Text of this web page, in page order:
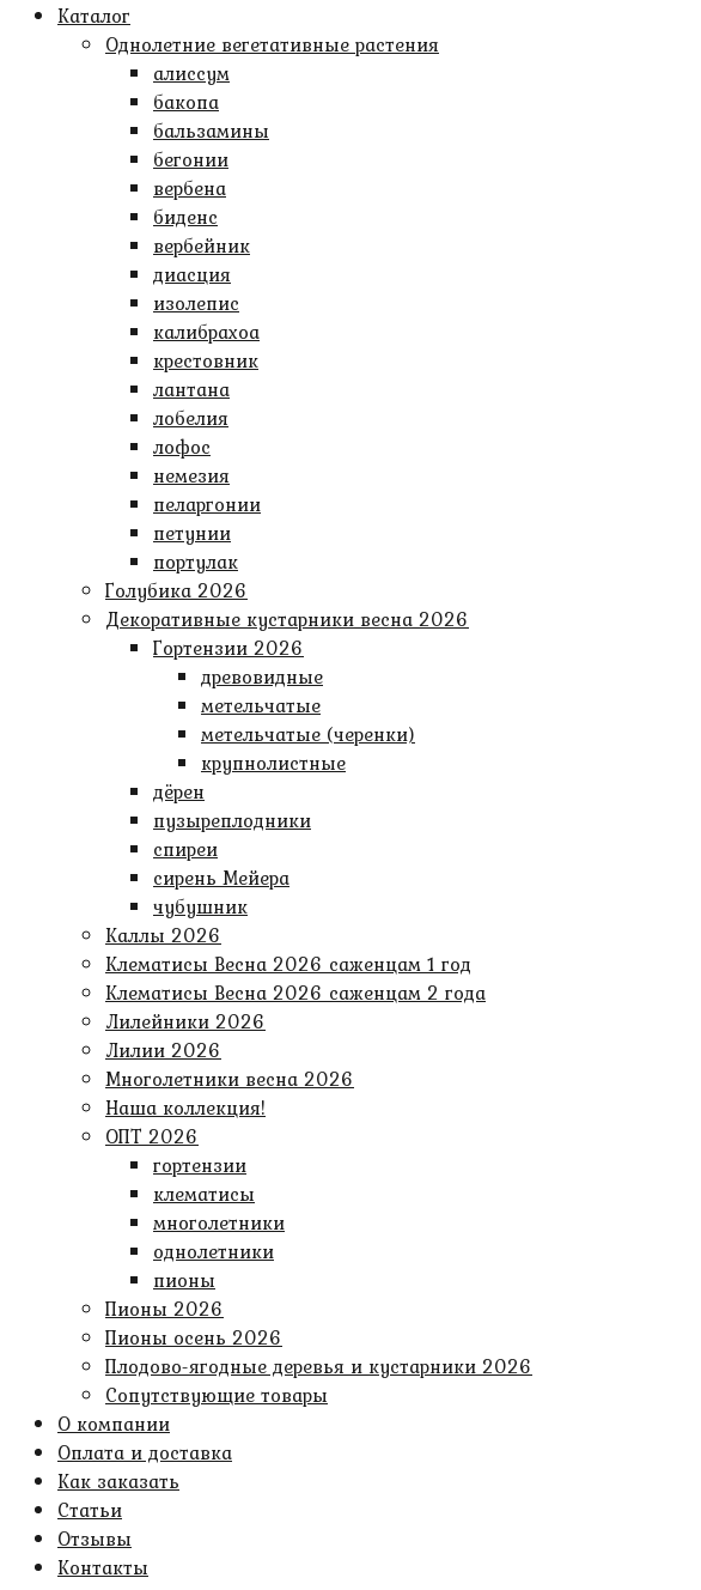
Каталог
Однолетние вегетативные растения
алиссум
бакопа
бальзамины
бегонии
вербена
биденс
вербейник
диасция
изолепис
калибрахоа
крестовник
лантана
лобелия
лофос
немезия
пеларгонии
петунии
портулак
Голубика 2026
Декоративные кустарники весна 2026
Гортензии 2026
древовидные
метельчатые
метельчатые (черенки)
крупнолистные
дёрен
пузыреплодники
спиреи
сирень Мейера
чубушник
Каллы 2026
Клематисы Весна 2026 саженцам 1 год
Клематисы Весна 2026 саженцам 2 года
Лилейники 2026
Лилии 2026
Многолетники весна 2026
Наша коллекция!
ОПТ 2026
гортензии
клематисы
многолетники
однолетники
пионы
Пионы 2026
Пионы осень 2026
Плодово-ягодные деревья и кустарники 2026
Сопутствующие товары
О компании
Оплата и доставка
Как заказать
Статьи
Отзывы
Контакты